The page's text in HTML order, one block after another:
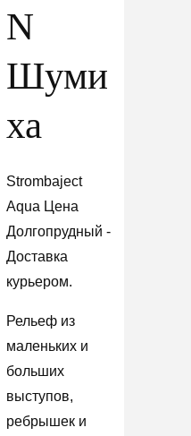
N
Шуми
ха
Strombaject
Aqua Цена
Долгопрудный -
Доставка
курьером.
Рельеф из
маленьких и
больших
выступов,
ребрышек и